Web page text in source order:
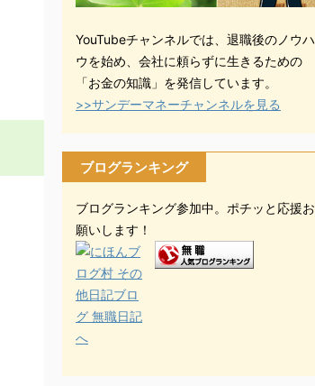
YouTubeチャンネルでは、退職後のノウハ
ウを始め、会社に頼らずに生きるための
「お金の知識」を発信しています。
>>サンデーマネーチャンネルを見る
ブログランキング
ブログランキング参加中。ポチッと応援お
願いします！